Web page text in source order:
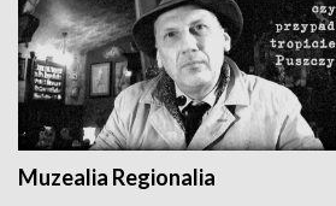
Muzealia Regionalia